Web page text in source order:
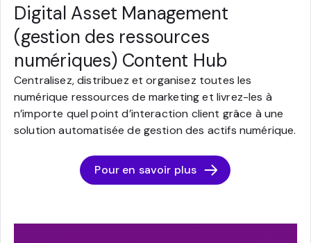
Digital Asset Management
(gestion des ressources
numériques) Content Hub
Centralisez, distribuez et organisez toutes les
numérique ressources de marketing et livrez-les à
n’importe quel point d’interaction client grâce à une
solution automatisée de gestion des actifs numérique.
Pour en savoir plus